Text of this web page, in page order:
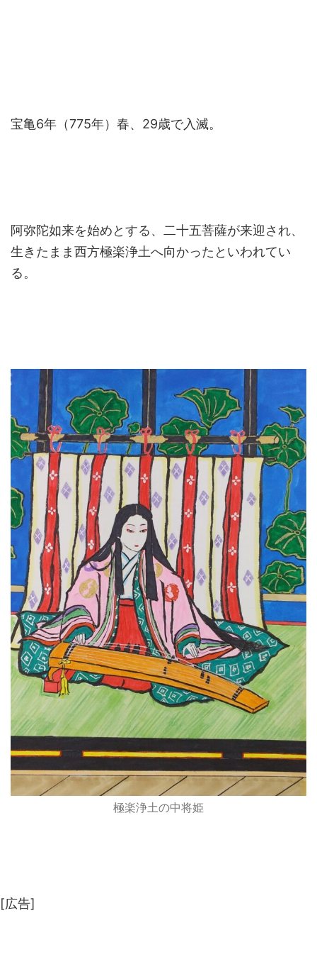
宝亀6年（775年）春、29歳で入滅。
阿弥陀如来を始めとする、二十五菩薩が来迎され、
生きたまま西方極楽浄土へ向かったといわれてい
る。
極楽浄土の中将姫
[広告]